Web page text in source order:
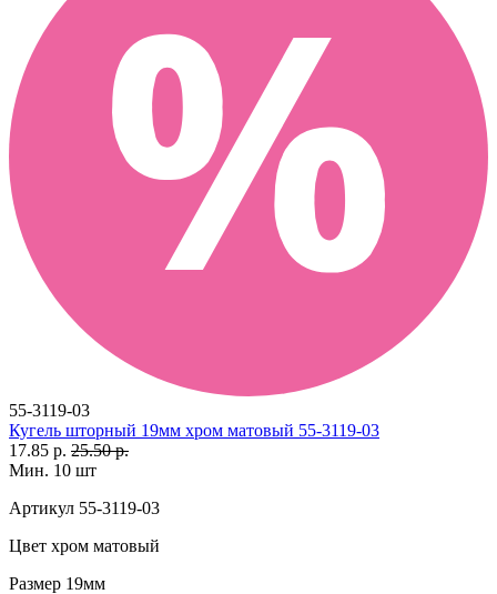
55-3119-03
Кугель шторный 19мм хром матовый 55-3119-03
17.85 р. 25.50 р.
Мин. 10 шт
Артикул 55-3119-03
Цвет хром матовый
Размер 19мм